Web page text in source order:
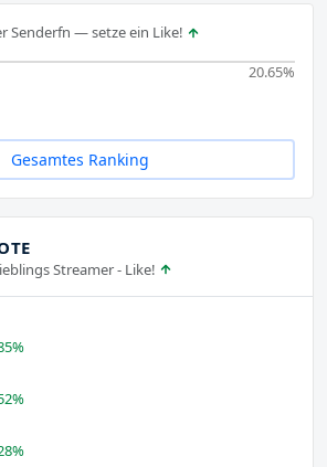
Senderfn — setze ein Like!
20.65%
Gesamtes Ranking
Streamer - Like!